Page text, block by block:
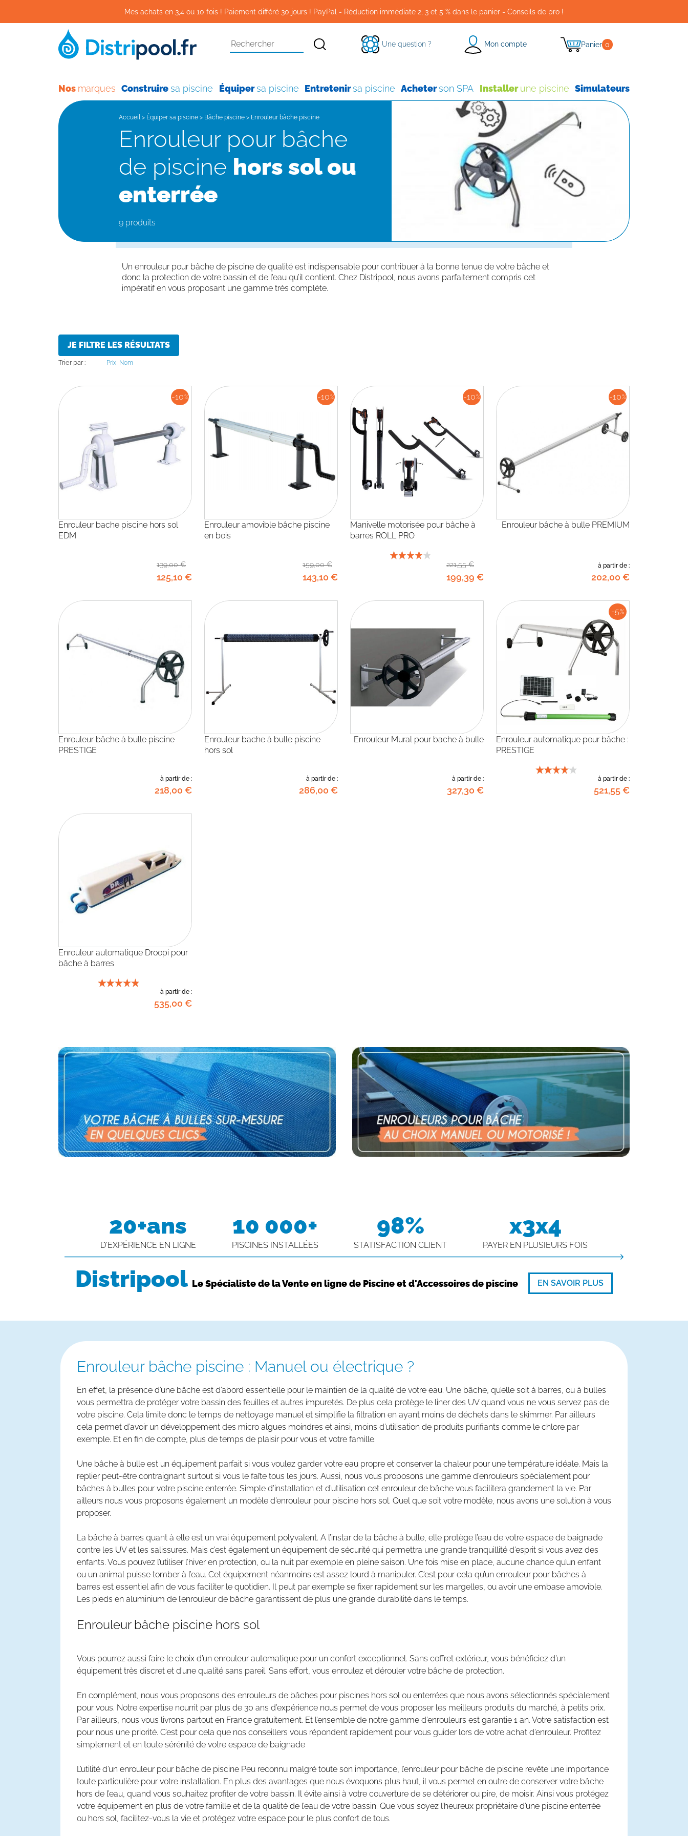
Mes achats en 3,4 ou 10 fois ! Paiement différé 30 jours ! PayPal - Réduction immédiate 2, 3 et 5 % dans le panier - Conseils de pro !
Une question ? Mon compte Panier 0
Nos marques Construiresa piscine Équipersa piscine Entretenirsa piscine Acheterson SPA Installerune piscine Simulateurs
Accueil > Équiper sa piscine> Bâche piscine> Enrouleur bâche piscine
Enrouleur pour bâche
de piscine hors sol ou
enterrée
9 produits
Un enrouleur pour bâche de piscine de qualité est indispensable pour contribuer à la bonne tenue de votre bâche et
donc la protection de votre bassin et de l’eau qu’il contient. Chez Distripool, nous avons parfaitement compris cet
impératif en vous proposant une gamme très complète.
JE FILTRE LES RÉSULTATS
Trier par : Prix Nom
Enrouleur bache piscine hors sol
EDM
139,00€
125,10 €
-10%
Enrouleur amovible bâche piscine
en bois
159,00€
143,10 €
-10%
Manivelle motorisée pour bâche à
barres ROLL PRO
221,55€
199,39 €
-10%
Enrouleur bâche à bulle PREMIUM
à partir de :
202,00 €
-10%
Enrouleur bâche à bulle piscine
PRESTIGE
à partir de :
218,00 €
Enrouleur bache à bulle piscine
hors sol
à partir de :
286,00 €
Enrouleur Mural pour bache à bulle
à partir de :
327,30 €
Enrouleur automatique pour bâche :
PRESTIGE
à partir de :
521,55€
-5%
Enrouleur automatique Droopi pour
bâche à barres
à partir de :
535,00 €
20+ans
D'EXPÉRIENCE EN LIGNE
10 000+
PISCINES INSTALLÉES
98%
STATISFACTION CLIENT
x3x4
PAYER EN PLUSIEURS FOIS
Distripool Le Spécialiste de la Vente en ligne de Piscine et d'Accessoires de piscine EN SAVOIR PLUS
Enrouleur bâche piscine : Manuel ou électrique ?
En effet, la présence d’une bâche est d’abord essentielle pour le maintien de la qualité de votre eau. Une bâche, qu’elle soit à barres, ou à bulles
vous permettra de protéger votre bassin des feuilles et autres impuretés. De plus cela protège le liner des UV quand vous ne vous servez pas de
votre piscine. Cela limite donc le temps de nettoyage manuel et simplifie la filtration en ayant moins de déchets dans le skimmer. Par ailleurs
cela permet d’avoir un développement des micro algues moindres et ainsi, moins d’utilisation de produits purifiants comme le chlore par
exemple. Et en fin de compte, plus de temps de plaisir pour vous et votre famille.
Une bâche à bulle est un équipement parfait si vous voulez garder votre eau propre et conserver la chaleur pour une température idéale. Mais la
replier peut-être contraignant surtout si vous le faîte tous les jours. Aussi, nous vous proposons une gamme d’enrouleurs spécialement pour
bâches à bulles pour votre piscine enterrée. Simple d’installation et d’utilisation cet enrouleur de bâche vous facilitera grandement la vie. Par
ailleurs nous vous proposons également un modèle d’enrouleur pour piscine hors sol. Quel que soit votre modèle, nous avons une solution à vous
proposer.
La bâche à barres quant à elle est un vrai équipement polyvalent. A l’instar de la bâche à bulle, elle protège l’eau de votre espace de baignade
contre les UV et les salissures. Mais c’est également un équipement de sécurité qui permettra une grande tranquillité d’esprit si vous avez des
enfants. Vous pouvez l’utiliser l’hiver en protection, ou la nuit par exemple en pleine saison. Une fois mise en place, aucune chance qu’un enfant
ou un animal puisse tomber à l’eau. Cet équipement néanmoins est assez lourd à manipuler. C’est pour cela qu’un enrouleur pour bâches à
barres est essentiel afin de vous faciliter le quotidien. Il peut par exemple se fixer rapidement sur les margelles, ou avoir une embase amovible.
Les pieds en aluminium de l’enrouleur de bâche garantissent de plus une grande durabilité dans le temps.
Enrouleur bâche piscine hors sol
Vous pourrez aussi faire le choix d’un enrouleur automatique pour un confort exceptionnel. Sans coffret extérieur, vous bénéficiez d’un
équipement très discret et d’une qualité sans pareil. Sans effort, vous enroulez et dérouler votre bâche de protection.
En complément, nous vous proposons des enrouleurs de bâches pour piscines hors sol ou enterrées que nous avons sélectionnés spécialement
pour vous. Notre expertise nourrit par plus de 30 ans d’expérience nous permet de vous proposer les meilleurs produits du marché, à petits prix.
Par ailleurs, nous vous livrons partout en France gratuitement. Et l’ensemble de notre gamme d’enrouleurs est garantie 1 an. Votre satisfaction est
pour nous une priorité. C’est pour cela que nos conseillers vous répondent rapidement pour vous guider lors de votre achat d’enrouleur. Profitez
simplement et en toute sérénité de votre espace de baignade
L’utilité d’un enrouleur pour bâche de piscine Peu reconnu malgré toute son importance, l’enrouleur pour bâche de piscine revête une importance
toute particulière pour votre installation. En plus des avantages que nous évoquons plus haut, il vous permet en outre de conserver votre bâche
hors de l’eau, quand vous souhaitez profiter de votre bassin. Il évite ainsi à votre couverture de se détériorer ou pire, de moisir. Ainsi vous protégez
votre équipement en plus de votre famille et de la qualité de l’eau de votre bassin. Que vous soyez l’heureux propriétaire d’une piscine enterrée
ou hors sol, facilitez-vous la vie et protégez votre espace pour le plus confort de tous.